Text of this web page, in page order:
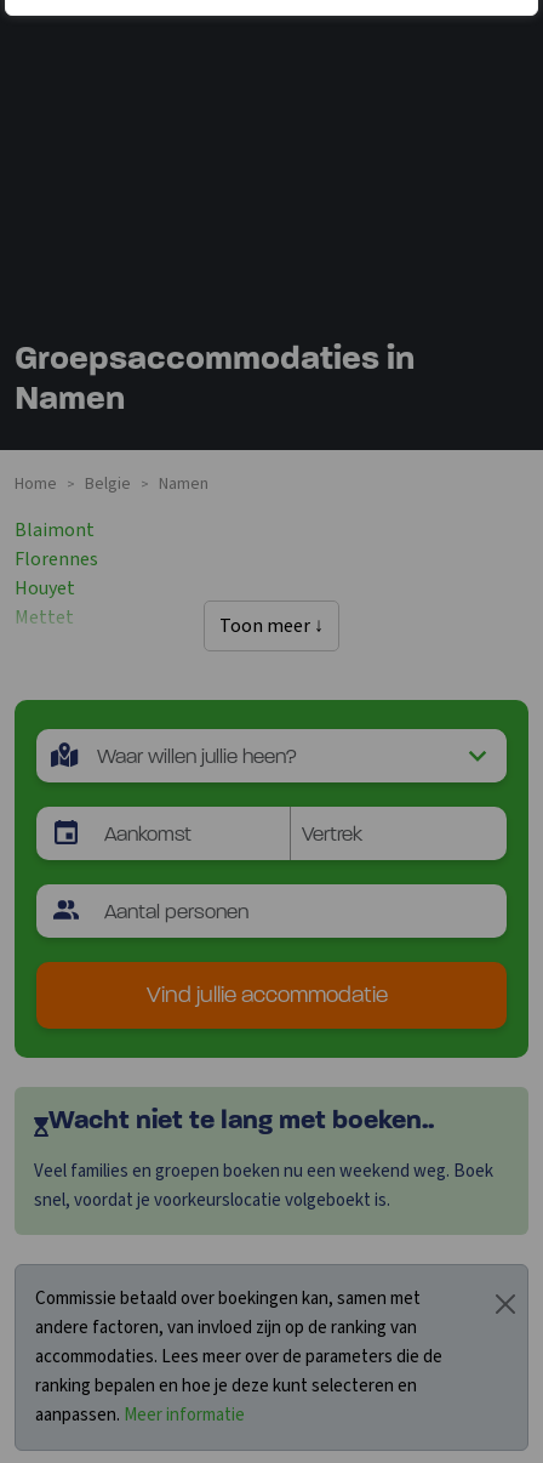
Groepsaccommodaties in
Namen
Home > Belgie > Namen
Blaimont
Florennes
Houyet
Mettet
Toon meer ↓
Vind jullie accommodatie
Wacht niet te lang met boeken..
Veel families en groepen boeken nu een weekend weg. Boek
snel, voordat je voorkeurslocatie volgeboekt is.
Commissie betaald over boekingen kan, samen met
andere factoren, van invloed zijn op de ranking van
accommodaties. Lees meer over de parameters die de
ranking bepalen en hoe je deze kunt selecteren en
aanpassen. Meer informatie